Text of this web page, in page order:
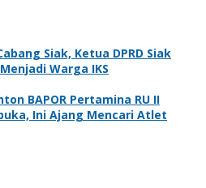
Siak, Ketua DPRD Siak
Warga IKS
BAPOR Pertamina RU II
Ini Ajang Mencari Atlet